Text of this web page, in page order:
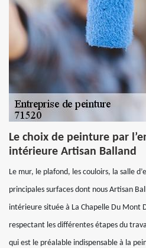
Le choix de peinture par
intérieure Artisan Balland
Le mur, le plafond, les couloirs, la salle
principales surfaces dont nous Artisan
intérieure située à La Chapelle Du Mont
respectant les différentes étapes du
qui est le préalable indispensable à la